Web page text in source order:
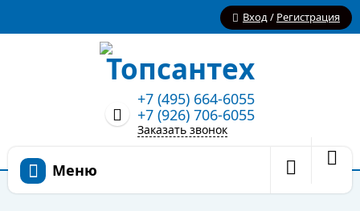
Вход/ Регистрация
+7 (495) 664-6055
+7 (926) 706-6055
Заказать звонок
Меню